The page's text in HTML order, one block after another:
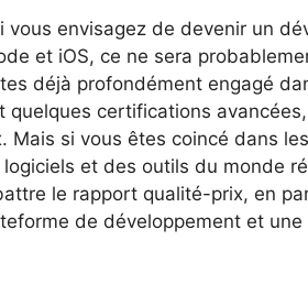
vous envisagez de devenir un
et iOS, ce ne sera
déjà profondément engagé
quelques certifications
si vous êtes coincé dans
et des outils du monde
le rapport qualité-prix, en
de développement et une